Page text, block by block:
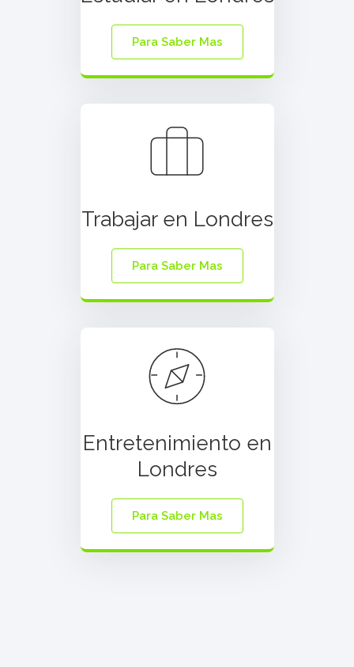
Para Saber Mas
Trabajar en Londres
Para Saber Mas
Entretenimiento en
Londres
Para Saber Mas